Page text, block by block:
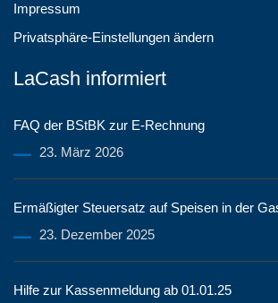
Impressum
Privatsphäre-Einstellungen ändern
LaCash informiert
FAQ der BStBK zur E-Rechnung
23. März 2026
Ermäßigter Steuersatz auf Speisen in der
23. Dezember 2025
Hilfe zur Kassenmeldung ab 01.01.25